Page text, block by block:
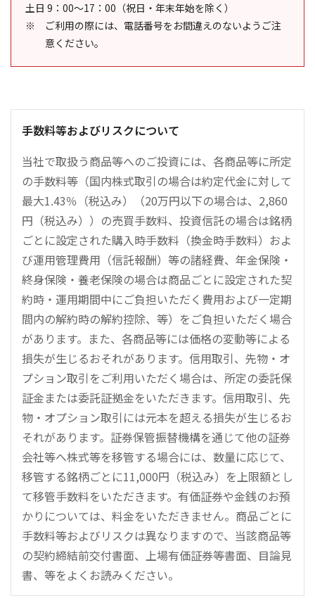
土日 9：00～17：00（祝日・年末年始を除く）
ご利用の際には、電話番号をお間違えのないようご注
意ください。
手数料等およびリスクについて
当社で取扱う商品等へのご投資には、各商品等に所定
の手数料等（国内株式取引の場合は約定代金に対して
最大1.43％（税込み）（20万円以下の場合は、2,860
円（税込み））の売買手数料、投資信託の場合は銘柄
ごとに設定された購入時手数料（換金時手数料）およ
び運用管理費用（信託報酬）等の諸経費、年金保険・
終身保険・養老保険の場合は商品ごとに設定された契
約時・運用期間中にご負担いただく費用および一定期
間内の解約時の解約控除、等）をご負担いただく場合
があります。また、各商品等には価格の変動等による
損失が生じるおそれがあります。信用取引、先物・オ
プション取引をご利用いただく場合は、所定の委託保
証金または委託証拠金をいただきます。信用取引、先
物・オプション取引には元本を超える損失が生じるお
それがあります。証券保管振替機構を通じて他の証券
会社等へ株式等を移管する場合には、数量に応じて、
移管する銘柄ごとに11,000円（税込み）を上限額とし
て移管手数料をいただきます。有価証券や金銭のお預
かりについては、料金をいただきません。商品ごとに
手数料等およびリスクは異なりますので、当該商品等
の契約締結前交付書面、上場有価証券等書面、目論見
書、等をよくお読みください。